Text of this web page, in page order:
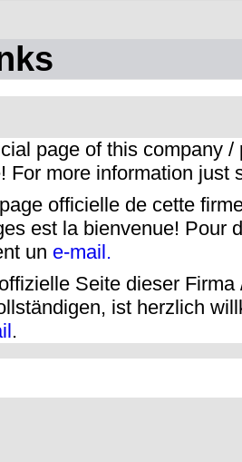
page of this company
For more information just
officielle de cette
est la bienvenue! Pour
un e-mail.
Seite dieser
ist herzlich
.